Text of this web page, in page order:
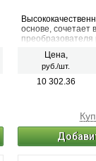
основе, сочетает
преобразователя
эмали.Цена,
руб./шт.
10 302.36